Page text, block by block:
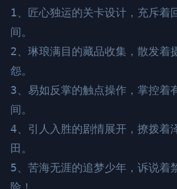
1、匠心独运的关卡设计，充斥着
间。
2、琳琅满目的藏品收集，散发着
怨。
3、易如反掌的触点操作，掌控着
间。
4、引人入胜的剧情展开，撩拨着
田。
5、苦海无涯的追梦少年，诉说着